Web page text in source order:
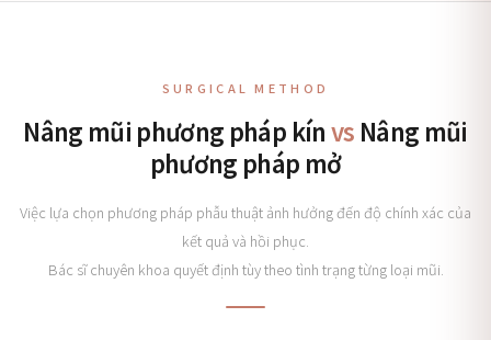
SURGICAL METHOD
Nâng mũi phương pháp kínvs Nâng mũi
phương pháp mở
Việc lựa chọn phương pháp phẫu thuật ảnh hưởng đến độ chính xác của
kết quả và hồi phục.
Bác sĩ chuyên khoa quyết định tùy theo tình trạng từng loại mũi.